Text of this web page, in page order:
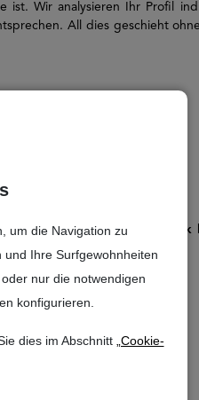
um die Navigation zu
Ihre Surfgewohnheiten
nur die notwendigen
konfigurieren.
dies im Abschnitt „Cookie-
ist. Wir analysieren Ihr Profil
All dies geschieht
Ratenkredit der Targobank